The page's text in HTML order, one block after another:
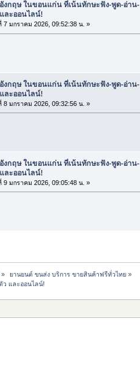
อังกฤษ ในขอนแก่น ที่เน้นทักษะฟัง-พูด-อ่าน-
ละออนไลน์!
7 มกราคม 2026, 09:52:38 น. »
งกฤษ ในขอนแก่น ที่เน้นทักษะฟัง-พูด-อ่าน-
ละออนไลน์!
8 มกราคม 2026, 09:32:56 น. »
งกฤษ ในขอนแก่น ที่เน้นทักษะฟัง-พูด-อ่าน-
ละออนไลน์!
9 มกราคม 2026, 09:05:48 น. »
» ยานยนต์ ขนส่ง บริการ ขายสินค้าฟรีทั่วไทย»
ว และออนไลน์!